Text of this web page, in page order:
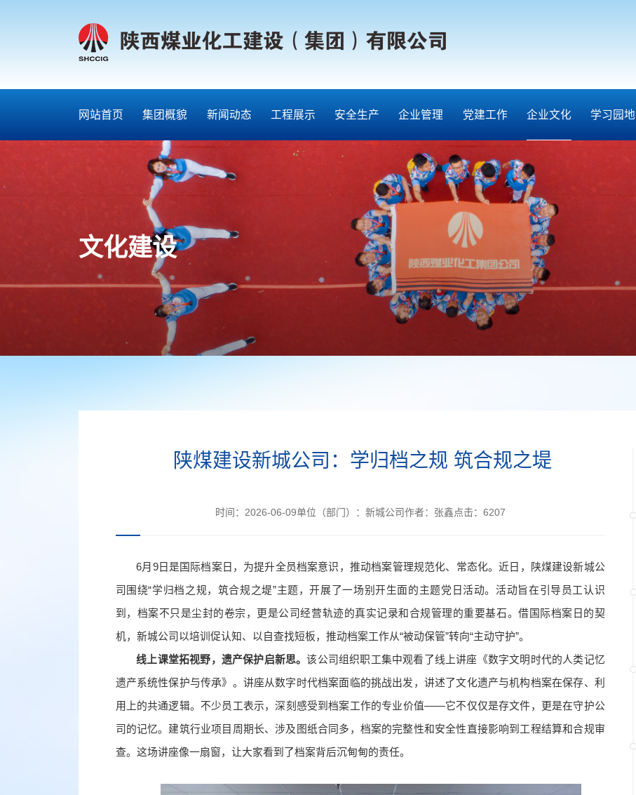
网站首页 集团概貌 新闻动态 工程展示 安全生产 企业管理 党建工作 企业文化 学习园地
文化建设
陕煤建设新城公司：学归档之规 筑合规之堤
时间： 2026-06-09单位（部门）： 新城公司作者： 张鑫点击： 6207
6月9日是国际档案日，为提升全员档案意识，推动档案管理规范化、常态化。近日，陕煤建设新城公
司围绕“学归档之规，筑合规之堤”主题，开展了一场别开生面的主题党日活动。活动旨在引导员工认识
到，档案不只是尘封的卷宗，更是公司经营轨迹的真实记录和合规管理的重要基石。借国际档案日的契
机，新城公司以培训促认知、以自查找短板，推动档案工作从“被动保管”转向“主动守护”。
线上课堂拓视野，遗产保护启新思。该公司组织职工集中观看了线上讲座《数字文明时代的人类记忆
遗产系统性保护与传承》。讲座从数字时代档案面临的挑战出发，讲述了文化遗产与机构档案在保存、利
用上的共通逻辑。不少员工表示，深刻感受到档案工作的专业价值——它不仅仅是存文件，更是在守护公
司的记忆。建筑行业项目周期长、涉及图纸合同多，档案的完整性和安全性直接影响到工程结算和合规审
查。这场讲座像一扇窗，让大家看到了档案背后沉甸甸的责任。